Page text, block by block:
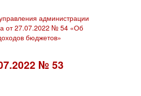
администрации
от 27.07.2022 № 54 «Об
бюджетов»
№ 53